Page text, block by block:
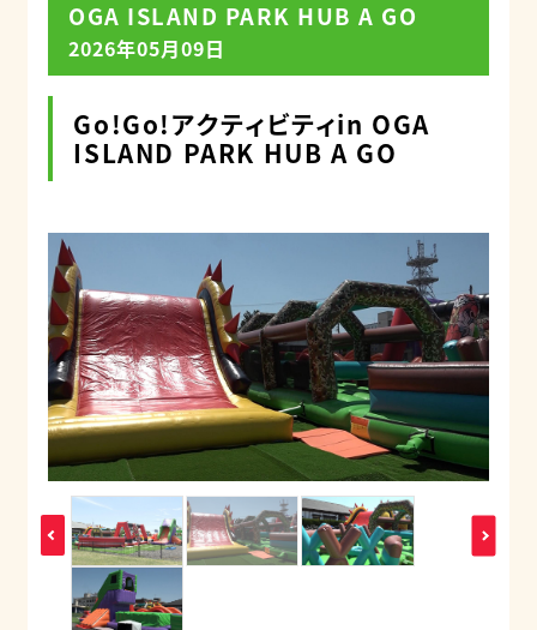
OGA ISLAND PARK HUB A GO
2026年05月09日
Go!Go!アクティビティin OGA
ISLAND PARK HUB A GO